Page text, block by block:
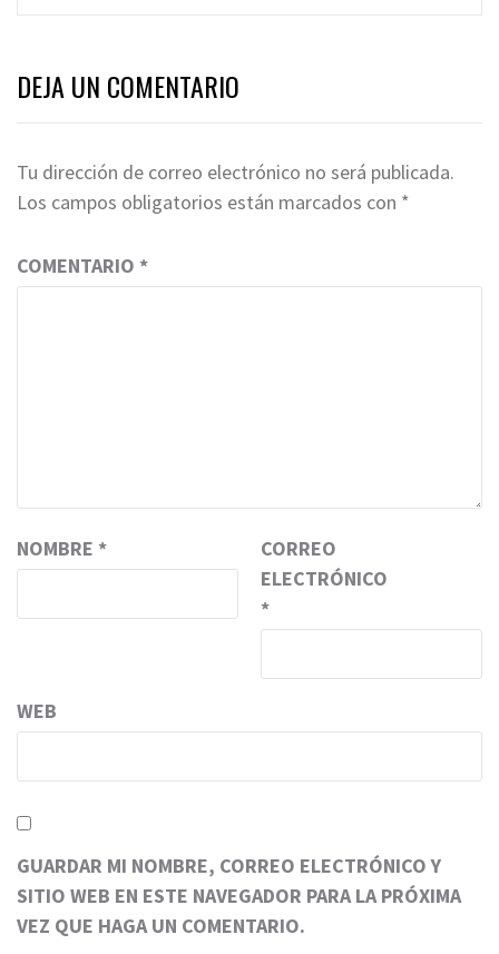
DEJA UN COMENTARIO
Tu dirección de correo electrónico no será publicada.
Los campos obligatorios están marcados con *
COMENTARIO *
NOMBRE *
CORREO
ELECTRÓNICO
*
WEB
GUARDAR MI NOMBRE, CORREO ELECTRÓNICO Y
SITIO WEB EN ESTE NAVEGADOR PARA LA PRÓXIMA
VEZ QUE HAGA UN COMENTARIO.